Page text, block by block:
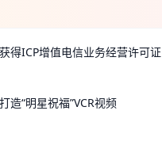
得ICP增值电信业务经营许可证
造“明星祝福”VCR视频